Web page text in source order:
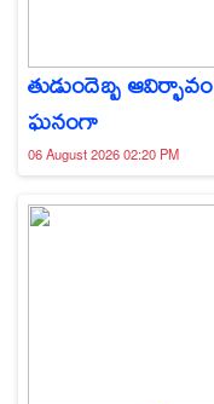
తుడుందెబ్బ
ఘనంగా
06 August 2026 02:20 PM